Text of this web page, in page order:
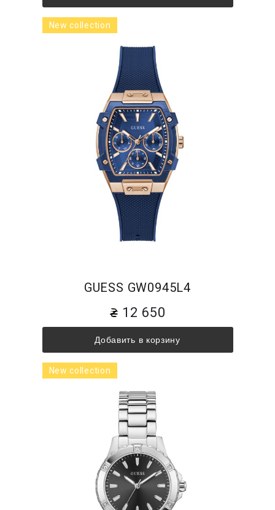
GUESS GW0945L4
12 650
Добавить в корзину
New collection
New collection